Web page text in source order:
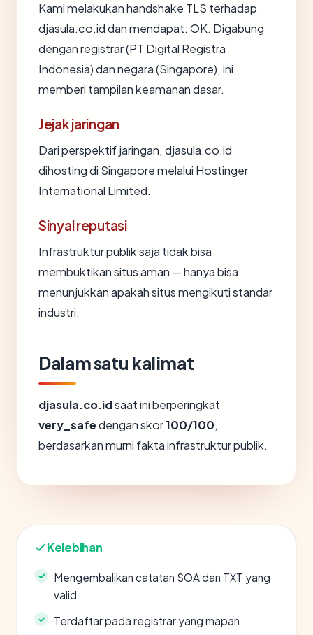
Kami melakukan handshake TLS terhadap
djasula.co.id dan mendapat: OK. Digabung
dengan registrar (PT Digital Registra
Indonesia) dan negara (Singapore), ini
memberi tampilan keamanan dasar.
Jejak jaringan
Dari perspektif jaringan, djasula.co.id
dihosting di Singapore melalui Hostinger
International Limited.
Sinyal reputasi
Infrastruktur publik saja tidak bisa
membuktikan situs aman — hanya bisa
menunjukkan apakah situs mengikuti standar
industri.
Dalam satu kalimat
djasula.co.idsaat ini berperingkat
very_safedengan skor100/100,
berdasarkan murni fakta infrastruktur publik.
Kelebihan
Mengembalikan catatan SOA dan TXT yang
valid
Terdaftar pada registrar yang mapan